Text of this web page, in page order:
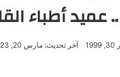
عميد أطباء
آخر تحديث: مارس 20, 2023